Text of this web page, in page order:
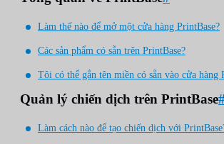
Làm thế nào để mở một cửa hàng PrintBase?
Các sản phẩm có sẵn trên PrintBase?
Tôi có thể gắn tên miền có sẵn vào cửa hàng
Quản lý chiến dịch trên PrintBase
Làm cách nào để tạo chiến dịch với